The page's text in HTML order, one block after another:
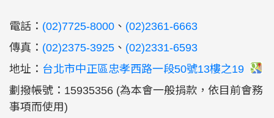
電話： (02)7725-8000 、 (02)2361-6663
傳真： (02)2375-3925 、 (02)2331-6593
地址： 台北市中正區忠孝西路一段50號13樓之19
劃撥帳號：15935356 (為本會一般捐款，依目前會務
事項而使用)